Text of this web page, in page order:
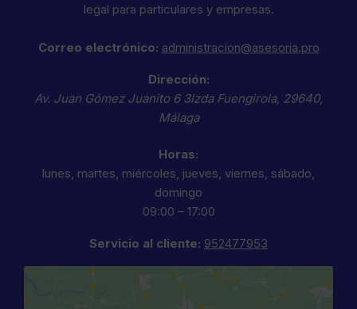
legal para particulares y empresas.
Correo electrónico: administracion@asesoria.pro
Dirección:
Av. Juan Gómez Juanito 6 3Izda Fuengirola, 29640,
Málaga
Horas:
lunes, martes, miércoles, jueves, viernes, sábado,
domingo
09:00 – 17:00
Servicio al cliente: 952477953